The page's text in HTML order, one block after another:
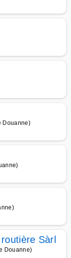
Douanne)
Sàrl
Douanne)